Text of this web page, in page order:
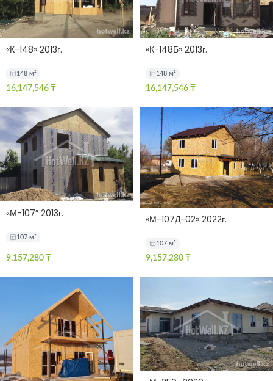
«К-148» 2013г.
148 м²
16,147,546 ₸
«К-148Б» 2013г.
148 м²
16,147,546 ₸
«М-107″ 2013г.
107 м²
9,157,280 ₸
«М-107Д-02» 2022г.
107 м²
9,157,280 ₸